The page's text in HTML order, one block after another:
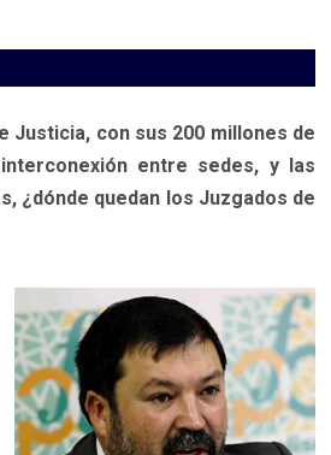
Justicia, con sus 200 millones de
entre sedes, y las
¿dónde quedan los Juzgados de